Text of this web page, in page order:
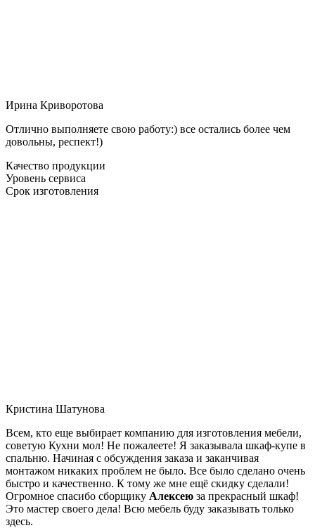
Ирина Криворотова
Отлично выполняете свою работу:) все остались более чем
довольны, респект!)
Качество продукции
Уровень сервиса
Срок изготовления
Кристина Шатунова
Всем, кто еще выбирает компанию для изготовления мебели,
советую Кухни мол! Не пожалеете! Я заказывала шкаф-купе в
спальню. Начиная с обсуждения заказа и заканчивая
монтажом никаких проблем не было. Все было сделано очень
быстро и качественно. К тому же мне ещё скидку сделали!
Огромное спасибо сборщику Алексею за прекрасный шкаф!
Это мастер своего дела! Всю мебель буду заказывать только
здесь.